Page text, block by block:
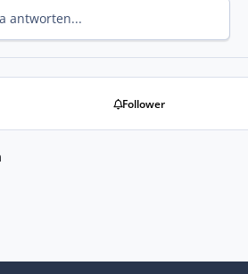
antworten...
Follower